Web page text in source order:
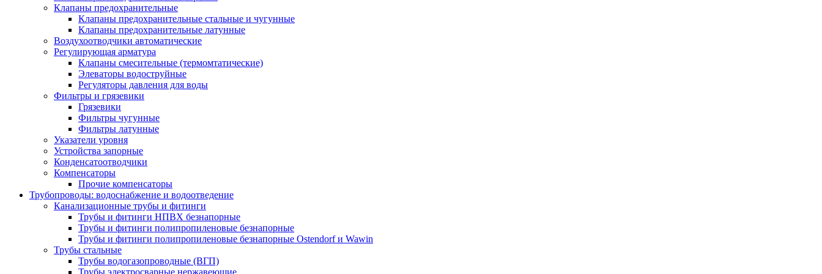
Клапаны предохранительные
Клапаны предохранительные стальные и чугунные
Клапаны предохранительные латунные
Воздухоотводчики автоматические
Регулирующая арматура
Клапаны смесительные (термомтатические)
Элеваторы водоструйные
Регуляторы давления для воды
Фильтры и грязевики
Грязевики
Фильтры чугунные
Фильтры латунные
Указатели уровня
Устройства запорные
Конденсатоотводчики
Компенсаторы
Прочие компенсаторы
Трубопроводы: водоснабжение и водоотведение
Канализационные трубы и фитинги
Трубы и фитинги НПВХ безнапорные
Трубы и фитинги полипропиленовые безнапорные
Трубы и фитинги полипропиленовые безнапорные Ostendorf и Wawin
Трубы стальные
Трубы водогазопроводные (ВГП)
Трубы электросварные нержавеющие